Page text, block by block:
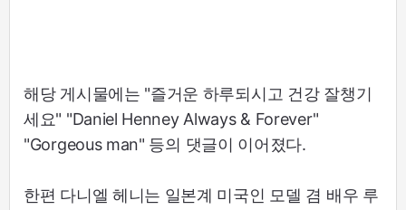
해당 게시물에는 "즐거운 하루되시고 건강 잘챙기
세요" "Daniel Henney Always & Forever"
"Gorgeous man" 등의 댓글이 이어졌다.
한편 다니엘 헤니는 일본계 미국인 모델 겸 배우 루